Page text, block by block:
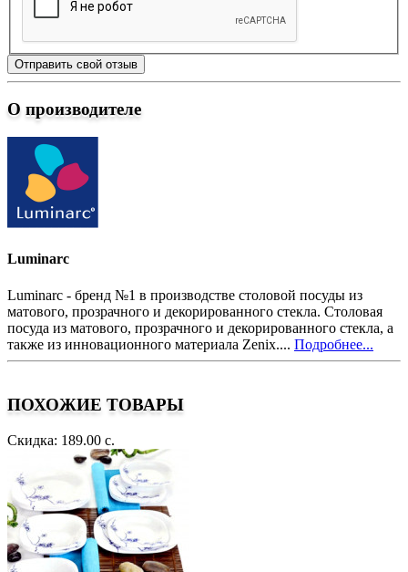
Отправить свой отзыв
О производителе
Luminarc
Luminarc - бренд №1 в производстве столовой посуды из
матового, прозрачного и декорированного стекла. Столовая
посуда из матового, прозрачного и декорированного стекла, а
также из инновационного материала Zenix.... Подробнее...
ПОХОЖИЕ ТОВАРЫ
Скидка: 189.00 с.